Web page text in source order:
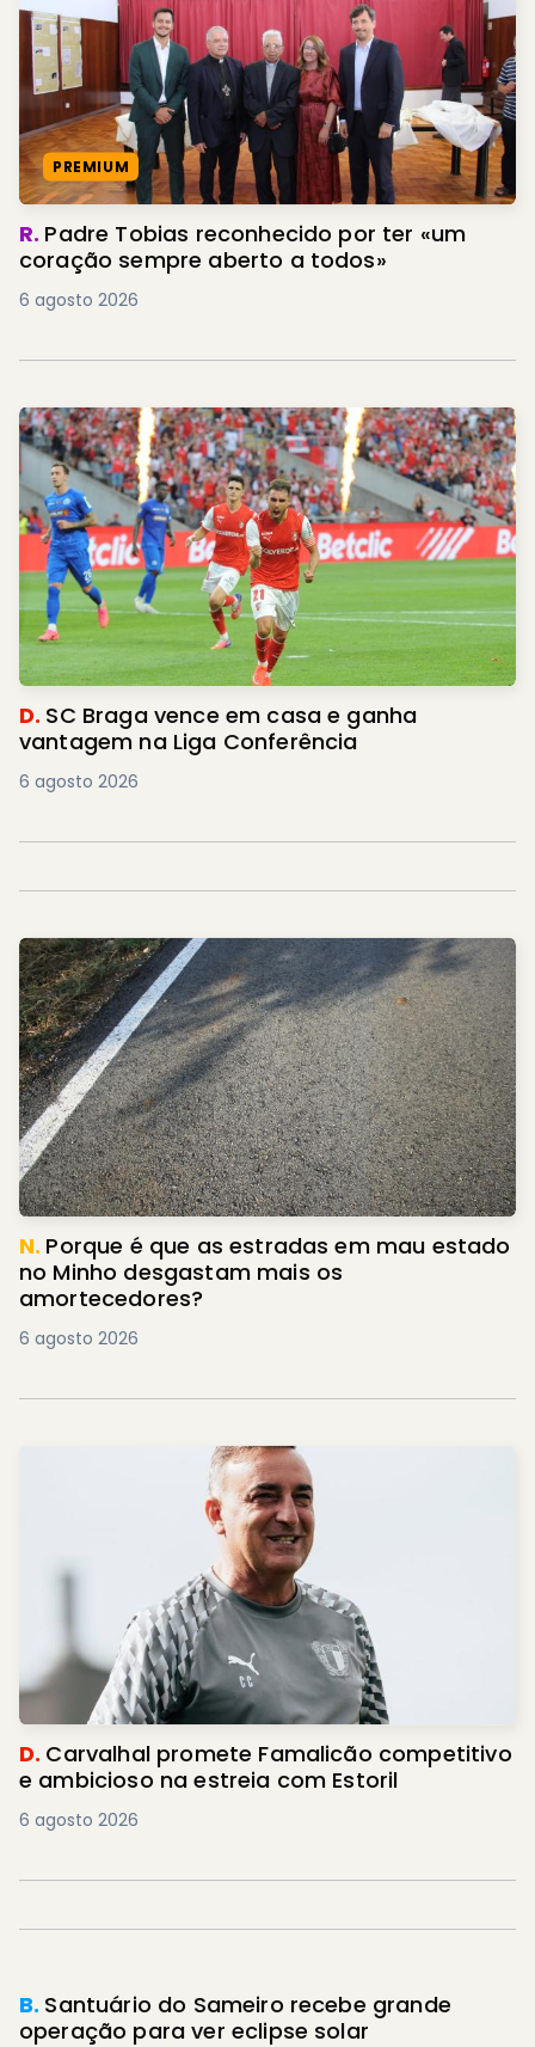
PREMIUM
R. Padre Tobias reconhecido por ter «um
coração sempre aberto a todos»
6 agosto 2026
D. SC Braga vence em casa e ganha
vantagem na Liga Conferência
6 agosto 2026
N. Porque é que as estradas em mau estado
no Minho desgastam mais os
amortecedores?
6 agosto 2026
D. Carvalhal promete Famalicão competitivo
e ambicioso na estreia com Estoril
6 agosto 2026
B. Santuário do Sameiro recebe grande
operação para ver eclipse solar